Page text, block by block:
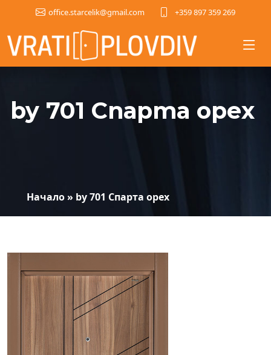
office.starcelik@gmail.com +359 897 359 269
by 701 Спарта орех
Начало» by 701 Спарта орех